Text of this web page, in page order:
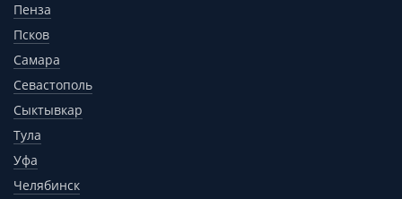
Пенза
Псков
Самара
Севастополь
Сыктывкар
Тула
Уфа
Челябинск